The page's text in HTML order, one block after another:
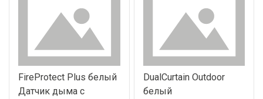
FireProtect Plus белый
Датчик дыма с
DualCurtain Outdoor
белый